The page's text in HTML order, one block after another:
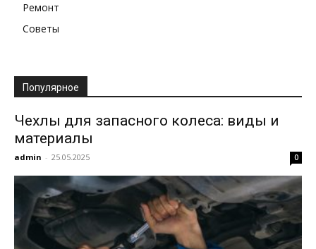
Ремонт
Советы
Популярное
Чехлы для запасного колеса: виды и
материалы
admin - 25.05.2025 0